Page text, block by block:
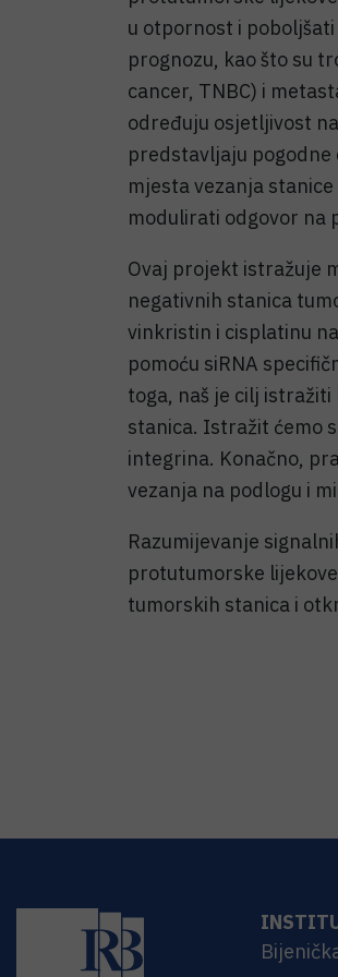
u otpornost i
prognozu, kao što su
cancer, TNBC) i
određuju osjetljivost
predstavljaju pogodne
mjesta vezanja
modulirati odgovor na
Ovaj projekt istražuje
negativnih stanica
vinkristin i cisplatinu
pomoću siRNA
toga, naš je cilj
stanica. Istražit ćemo
integrina. Konačno,
vezanja na podlogu i
Razumijevanje
protutumorske
tumorskih stanica i